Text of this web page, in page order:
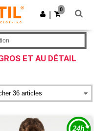
Obtenir l'appli
0
ET AU DÉTAIL